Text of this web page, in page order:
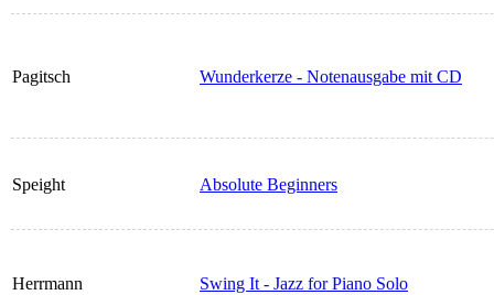
Pagitsch Wunderkerze - Notenausgabe mit CD
Speight Absolute Beginners
Herrmann Swing It - Jazz for Piano Solo